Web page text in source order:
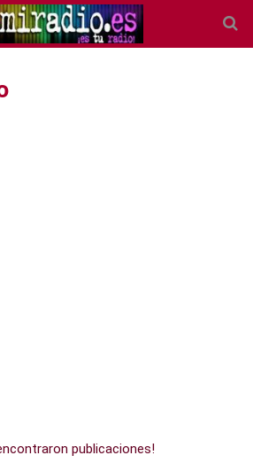
publicaciones!